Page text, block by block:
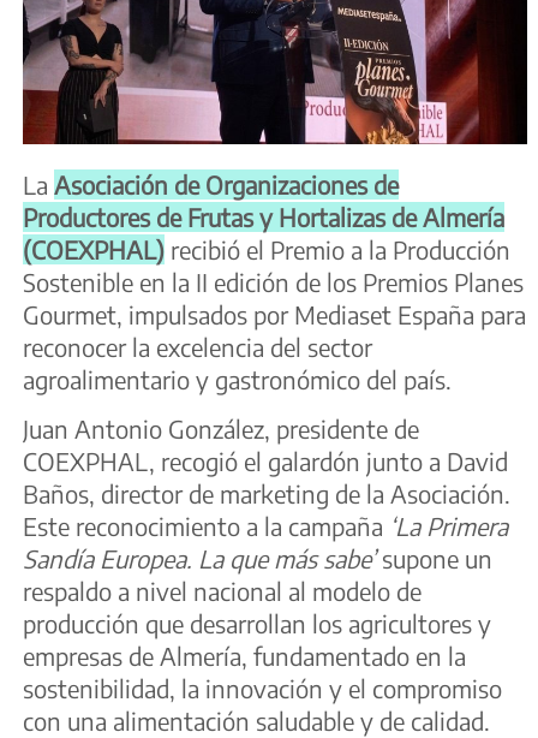
La Asociación de Organizaciones de
Productores de Frutas y Hortalizas de Almería
(COEXPHAL) recibió el Premio a la Producción
Sostenible en la II edición de los Premios Planes
Gourmet, impulsados por Mediaset España para
reconocer la excelencia del sector
agroalimentario y gastronómico del país.
Juan Antonio González, presidente de
COEXPHAL, recogió el galardón junto a David
Baños, director de marketing de la Asociación.
Este reconocimiento a la campaña ‘La Primera
Sandía Europea. La que más sabe’supone un
respaldo a nivel nacional al modelo de
producción que desarrollan los agricultores y
empresas de Almería, fundamentado en la
sostenibilidad, la innovación y el compromiso
con una alimentación saludable y de calidad.